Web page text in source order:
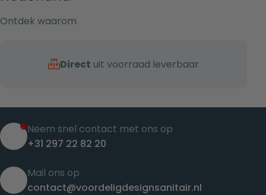
Ontdek waarom
Direct uit voorraad leverbaar
Neem snel contact met ons op
+31 297 22 82 20
Mail ons op
contact@voordeligdesignsanitair.nl